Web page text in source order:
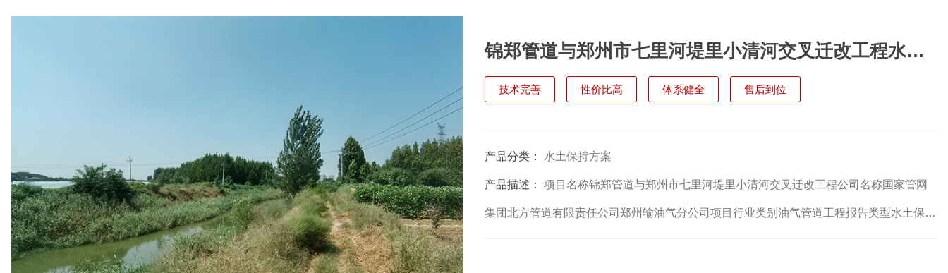
锦郑管道与郑州市七里河堤里小清河交叉迁改工程水土
保持方案报告表
工厂直销
技术完善 性价比高 体系健全 售后到位
产品分类： 水土保持方案
产品描述： 项目名称锦郑管道与郑州市七里河堤里小清河交叉迁改工程公司名称国家管网
集团北方管道有限责任公司郑州输油气分公司项目行业类别油气管道工程报告类型水土保持